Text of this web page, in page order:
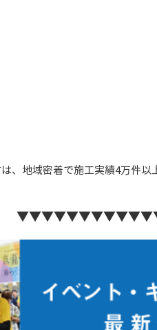
、地域密着で施工実績4万件以
ら！